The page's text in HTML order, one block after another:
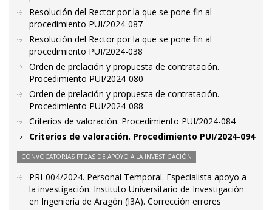
Resolución del Rector por la que se pone fin al
procedimiento PUI/2024-087
Resolución del Rector por la que se pone fin al
procedimiento PUI/2024-038
Orden de prelación y propuesta de contratación.
Procedimiento PUI/2024-080
Orden de prelación y propuesta de contratación.
Procedimiento PUI/2024-088
Criterios de valoración. Procedimiento PUI/2024-084
Criterios de valoración. Procedimiento PUI/2024-094
CONVOCATORIAS PTGAS DE APOYO A LA INVESTIGACIÓN
PRI-004/2024. Personal Temporal. Especialista apoyo a
la investigación. Instituto Universitario de Investigación
en Ingeniería de Aragón (I3A). Corrección errores